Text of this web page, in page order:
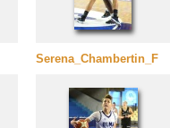
Serena_Chambertin_F